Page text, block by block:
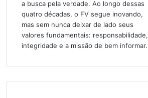
a busca pela verdade. Ao longo dessas
quatro décadas, o FV segue inovando,
mas sem nunca deixar de lado seus
valores fundamentais: responsabilidade,
integridade e a missão de bem informar.​